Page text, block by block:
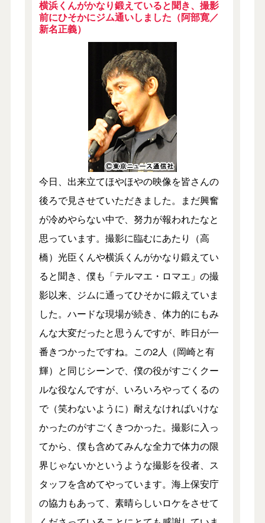
横浜くんがかなり鍛えていると聞き、撮影
前にひそかにジム通いしました（阿部寛／
新名正義）
今日、出来立てほやほやの映像を皆さんの
後ろで見させていただきました。まだ興奮
が冷めやらない中で、努力が報われたなと
思っています。撮影に臨むにあたり（高
橋）光臣くんや横浜くんがかなり鍛えてい
ると聞き、僕も「テルマエ・ロマエ」の撮
影以来、ジムに通ってひそかに鍛えていま
した。ハードな現場が続き、体力的にもみ
んな大変だったと思うんですが、昨日が一
番きつかったですね。この2人（岡崎と有
輝）と同じシーンで、僕の役がすごくクー
ルな役なんですが、いろいろやってくるの
で（笑わないように）耐えなければいけな
かったのがすごくきつかった。撮影に入っ
てから、僕も含めてみんな全力で体力の限
界じゃないかというような撮影を役者、ス
タッフを含めてやっています。海上保安庁
の協力もあって、素晴らしいロケをさせて